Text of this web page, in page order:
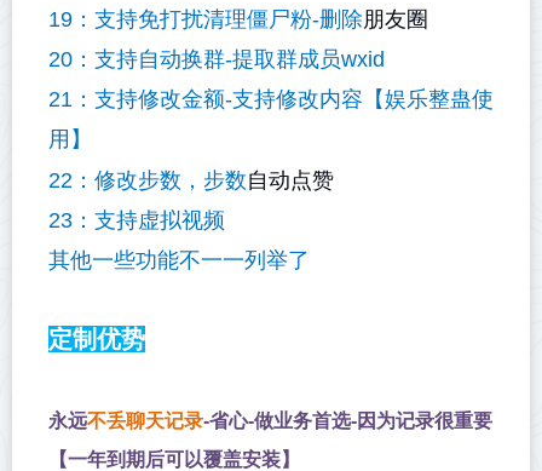
19：支持免打扰清理僵尸粉-删除朋友圈
20：支持自动换群-提取群成员wxid
21：支持修改金额-支持修改内容【娱乐整蛊使
用】
22：修改步数，步数自动点赞
23：支持虚拟视频
其他一些功能不一一列举了
定制优势
永远不丢聊天记录-省心-做业务首选-因为记录很重要
【一年到期后可以覆盖安装】